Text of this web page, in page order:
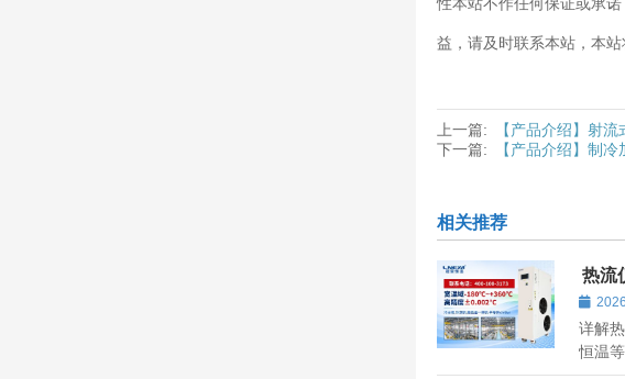
益，请及时联系本站，本站
上一篇:
【产品介绍】射
下一篇:
【产品介绍】制
相关推荐
热流
详解
恒温